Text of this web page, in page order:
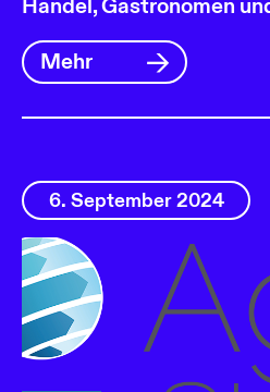
Handel, Gastronomen
Mehr
6. September 2024